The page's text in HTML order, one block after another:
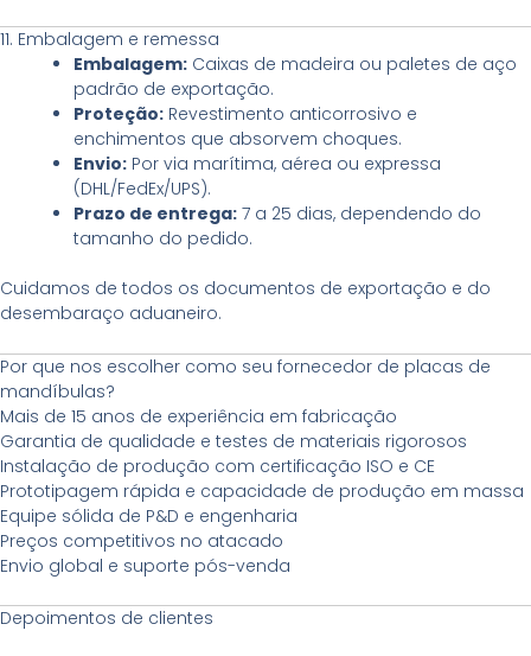
11. Embalagem e remessa
Embalagem: Caixas de madeira ou paletes de aço
padrão de exportação.
Proteção: Revestimento anticorrosivo e
enchimentos que absorvem choques.
Envio: Por via marítima, aérea ou expressa
(DHL/FedEx/UPS).
Prazo de entrega: 7 a 25 dias, dependendo do
tamanho do pedido.
Cuidamos de todos os documentos de exportação e do
desembaraço aduaneiro.
Por que nos escolher como seu fornecedor de placas de
mandíbulas?
Mais de 15 anos de experiência em fabricação
Garantia de qualidade e testes de materiais rigorosos
Instalação de produção com certificação ISO e CE
Prototipagem rápida e capacidade de produção em massa
Equipe sólida de P&D e engenharia
Preços competitivos no atacado
Envio global e suporte pós-venda
Depoimentos de clientes